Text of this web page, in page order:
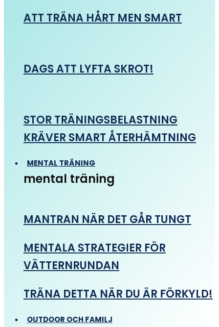
ATT TRÄNA HÅRT MEN SMART
DAGS ATT LYFTA SKROT!
STOR TRÄNINGSBELASTNING
KRÄVER SMART ÅTERHÄMTNING
MENTAL TRÄNING
mental träning
MANTRAN NÄR DET GÅR TUNGT
MENTALA STRATEGIER FÖR
VÄTTERNRUNDAN
TRÄNA DETTA NÄR DU ÄR FÖRKYLD!
OUTDOOR OCH FAMILJ